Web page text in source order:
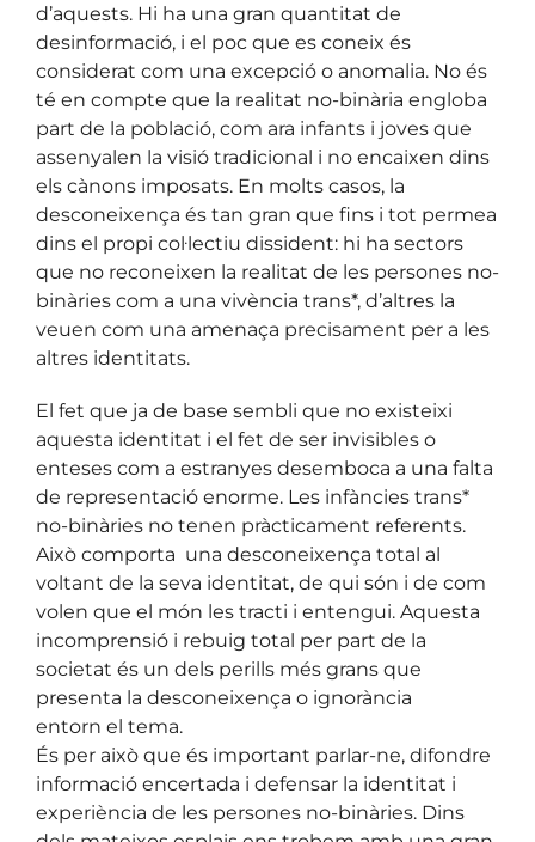
d’aquests. Hi ha una gran quantitat de
desinformació, i el poc que es coneix és
considerat com una excepció o anomalia. No és
té en compte que la realitat no-binària engloba
part de la població, com ara infants i joves que
assenyalen la visió tradicional i no encaixen dins
els cànons imposats. En molts casos, la
desconeixença és tan gran que fins i tot permea
dins el propi col·lectiu dissident: hi ha sectors
que no reconeixen la realitat de les persones no-
binàries com a una vivència trans*, d’altres la
veuen com una amenaça precisament per a les
altres identitats.
El fet que ja de base sembli que no existeixi
aquesta identitat i el fet de ser invisibles o
enteses com a estranyes desemboca a una falta
de representació enorme. Les infàncies trans*
no-binàries no tenen pràcticament referents.
Això comporta una desconeixença total al
voltant de la seva identitat, de qui són i de com
volen que el món les tracti i entengui. Aquesta
incomprensió i rebuig total per part de la
societat és un dels perills més grans que
presenta la desconeixença o ignorància
entorn el tema.
És per això que és important parlar-ne, difondre
informació encertada i defensar la identitat i
experiència de les persones no-binàries. Dins